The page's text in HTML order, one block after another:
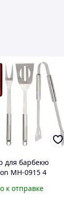
для барбекю
MH-0915 4
к отправке